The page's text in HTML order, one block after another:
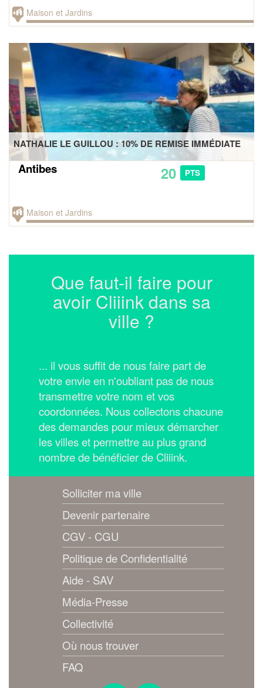
Maison et Jardins
NATHALIE LE GUILLOU : 10% DE REMISE IMMÉDIATE
Antibes 20 PTS
Maison et Jardins
Que faut-il faire pour
avoir Cliiink dans sa
ville ?
... il vous suffit de nous faire part de
votre envie en n'oubliant pas de nous
transmettre votre nom et vos
coordonnées. Nous collectons chacune
des demandes pour mieux démarcher
les villes et permettre au plus grand
nombre de bénéficier de Cliiink.
Solliciter ma ville
Devenir partenaire
CGV - CGU
Politique de Confidentialité
Aide - SAV
Média-Presse
Collectivité
Où nous trouver
FAQ